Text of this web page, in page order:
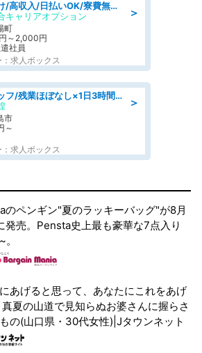
＞
組立・組付け/高収入/日払いOK/寮費無料/交替制/20・30・40代活躍中
キャリアオプション
町
～2,000円
社員
求人ボックス
＞
ホールスタッフ/残業ほぼなし×1日3時間〜勤務OK!フォロー体制も充実/広島県/広島市南区
市
～
求人ボックス
のペンギン"夏のラッキーバッグ"が8月
発売。Pensta史上最も豪華な7点入り
にあげると思って、あなたにこれをあげ
真夏の山道で見知らぬお婆さんに握らさ
の(山口県・30代女性)|Jタウンネット